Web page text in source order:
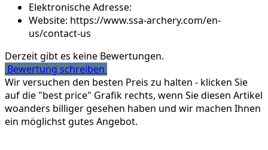
Elektronische Adresse:
Website: https://www.ssa-archery.com/en-
us/contact-us
Derzeit gibt es keine Bewertungen.
Bewertung schreiben
Wir versuchen den besten Preis zu halten - klicken Sie
auf die "best price" Grafik rechts, wenn Sie diesen Artikel
woanders billiger gesehen haben und wir machen Ihnen
ein möglichst gutes Angebot.